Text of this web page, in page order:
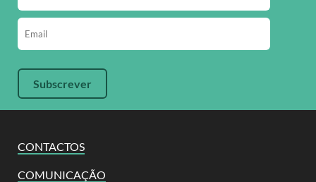
CONTACTOS
COMUNICAÇÃO